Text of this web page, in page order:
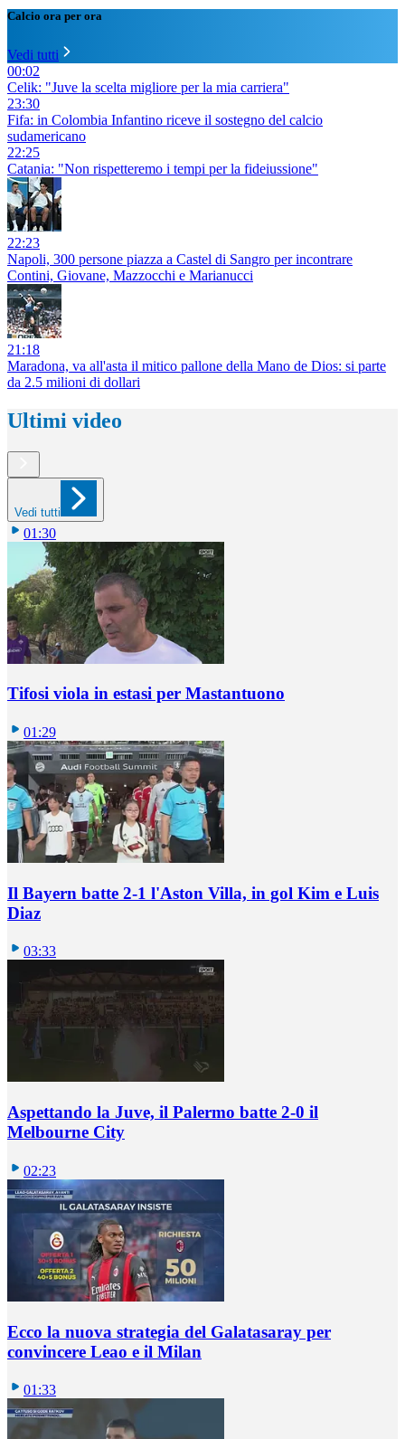
Calcio ora per ora
Vedi tutti
00:02
Celik: "Juve la scelta migliore per la mia carriera"
23:30
Fifa: in Colombia Infantino riceve il sostegno del calcio
sudamericano
22:25
Catania: "Non rispetteremo i tempi per la fideiussione"
22:23
Napoli, 300 persone piazza a Castel di Sangro per incontrare
Contini, Giovane, Mazzocchi e Marianucci
21:18
Maradona, va all'asta il mitico pallone della Mano de Dios: si parte
da 2.5 milioni di dollari
Ultimi video
Vedi tutti
01:30
Tifosi viola in estasi per Mastantuono
01:29
Il Bayern batte 2-1 l'Aston Villa, in gol Kim e Luis
Diaz
03:33
Aspettando la Juve, il Palermo batte 2-0 il
Melbourne City
02:23
Ecco la nuova strategia del Galatasaray per
convincere Leao e il Milan
01:33